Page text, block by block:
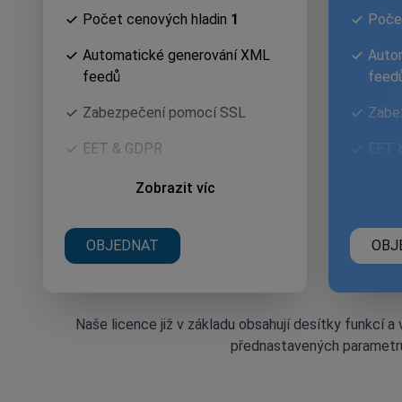
Počet cenových hladin 1
Automatické generování XML
feedů
Zabezpečení pomocí SSL
EET & GDPR
Zobrazit víc
OBJEDNAT
EET
Naše licence již v základu obsahují desítky funkcí
přednastavených